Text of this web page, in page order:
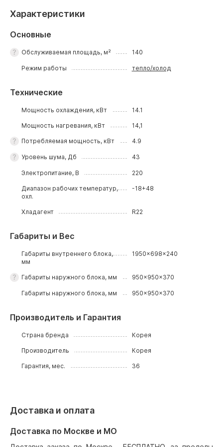
Характеристики
Основные
Обслуживаемая площадь, м² 140
Режим работы тепло/холод
Технические
Мощность охлаждения, кВт 14.1
Мощность нагревания, кВт 14,1
Потребляемая мощность, кВт 4.9
Уровень шума, Дб 43
Электропитание, В 220
Диапазон рабочих температур,
охл.
-18+48
Хладагент R22
Габариты и Вес
Габариты внутреннего блока,
мм
1950x698x240
Габариты наружного блока, мм 950x950x370
Габариты наружного блока, мм 950x950x370
Производитель и Гарантия
Страна бренда Корея
Производитель Корея
Гарантия, мес. 36
Доставка и оплата
Доставка по Москве и МО